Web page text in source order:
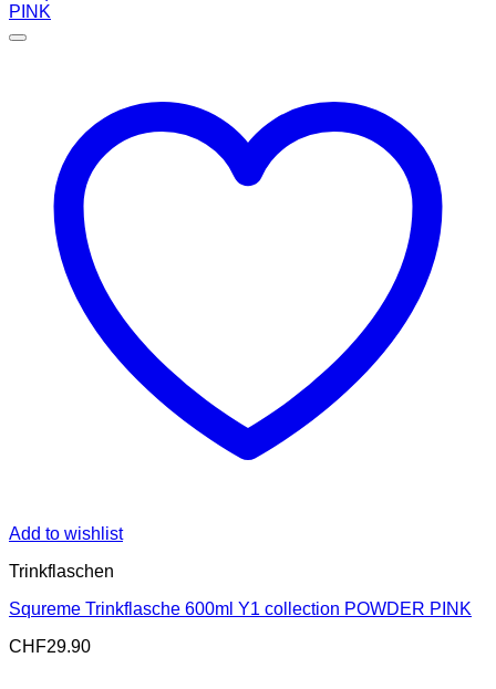
Add to wishlist
Trinkflaschen
Squreme Trinkflasche 600ml Y1 collection POWDER PINK
CHF29.90